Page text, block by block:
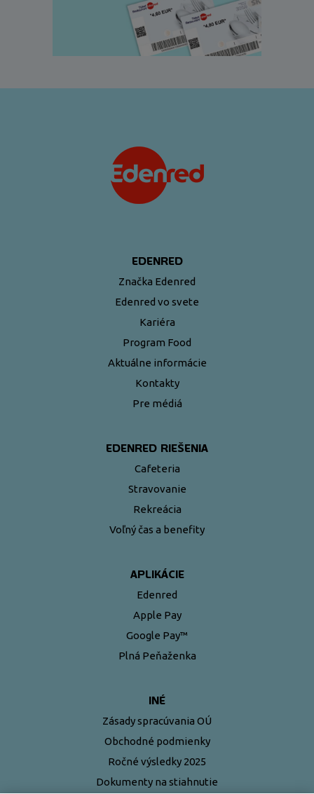
EDENRED
Značka Edenred
Edenred vo svete
Kariéra
Program Food
Aktuálne informácie
Kontakty
Pre médiá
EDENRED RIEŠENIA
Cafeteria
Stravovanie
Rekreácia
Voľný čas a benefity
APLIKÁCIE
Edenred
Apple Pay
Google Pay™
Plná Peňaženka
INÉ
Zásady spracúvania OÚ
Obchodné podmienky
Ročné výsledky 2025
Dokumenty na stiahnutie